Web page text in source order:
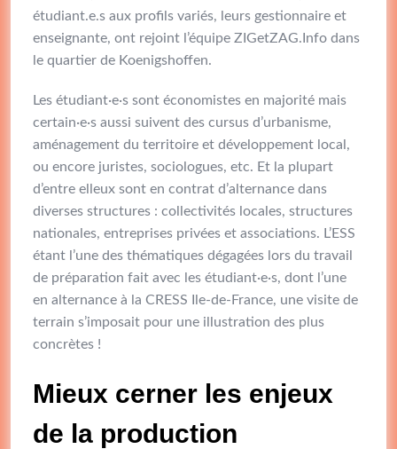
étudiant.e.s aux profils variés, leurs gestionnaire et
enseignante, ont rejoint l’équipe ZIGetZAG.Info dans
le quartier de Koenigshoffen.
Les étudiant·e·s sont économistes en majorité mais
certain·e·s aussi suivent des cursus d’urbanisme,
aménagement du territoire et développement local,
ou encore juristes, sociologues, etc. Et la plupart
d’entre elleux sont en contrat d’alternance dans
diverses structures : collectivités locales, structures
nationales, entreprises privées et associations. L’ESS
étant l’une des thématiques dégagées lors du travail
de préparation fait avec les étudiant·e·s, dont l’une
en alternance à la CRESS Ile-de-France, une visite de
terrain s’imposait pour une illustration des plus
concrètes !
Mieux cerner les enjeux
de la production